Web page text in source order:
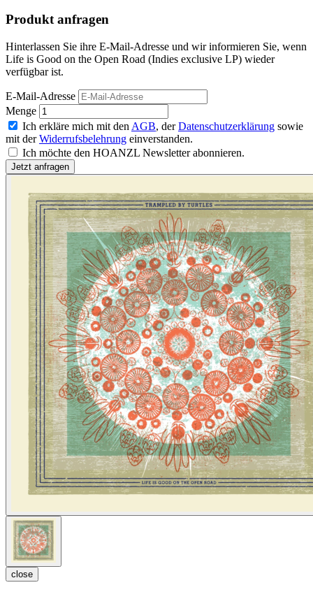
Produkt anfragen
Hinterlassen Sie ihre E-Mail-Adresse und wir informieren Sie, wenn
Life is Good on the Open Road (Indies exclusive LP) wieder
verfügbar ist.
E-Mail-Adresse
Menge
Ich erkläre mich mit den AGB, derDatenschutzerklärung sowie
mit derWiderrufsbelehrung einverstanden.
Ich möchte den HOANZL Newsletter abonnieren.
close